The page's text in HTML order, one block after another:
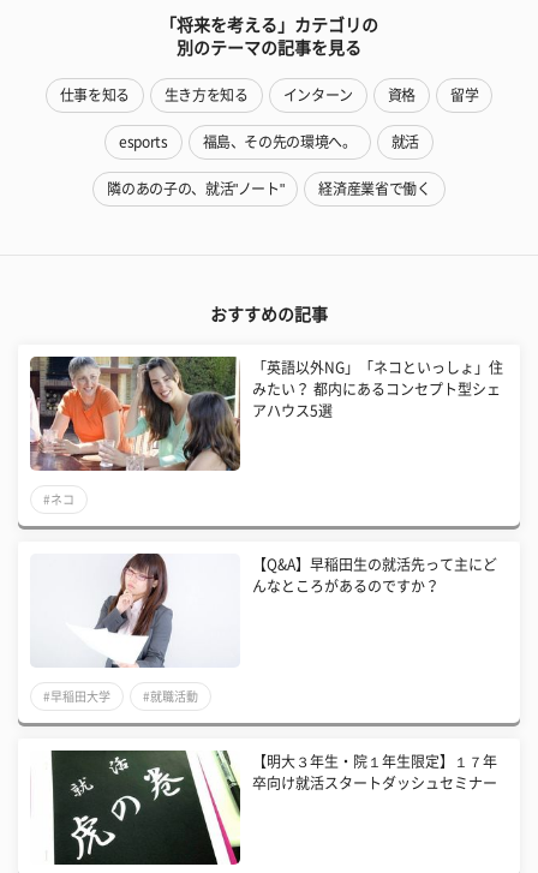
「将来を考える」カテゴリの
別のテーマの記事を見る
仕事を知る 生き方を知る インターン 資格 留学
esports 福島、その先の環境へ。 就活
隣のあの子の、就活"ノート" 経済産業省で働く
おすすめの記事
「英語以外NG」「ネコといっしょ」住
みたい？ 都内にあるコンセプト型シェ
アハウス5選
#ネコ
【Q&A】早稲田生の就活先って主にど
んなところがあるのですか？
#早稲田大学 #就職活動
【明大３年生・院１年生限定】１７年
卒向け就活スタートダッシュセミナー